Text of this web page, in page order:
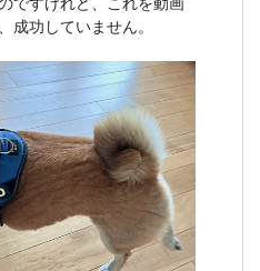
成功していません。